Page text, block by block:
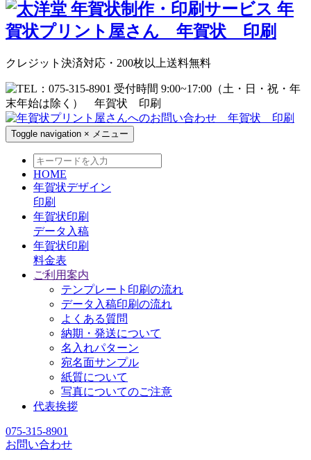
クレジット決済対応・200枚以上送料無料
Toggle navigation × メニュー
HOME
年賀状デザイン
印刷
年賀状印刷
データ入稿
年賀状印刷
料金表
ご利用案内
テンプレート印刷の流れ
データ入稿印刷の流れ
よくある質問
納期・発送について
名入れパターン
宛名面サンプル
紙質について
写真についてのご注意
代表挨拶
075-315-8901
お問い合わせ